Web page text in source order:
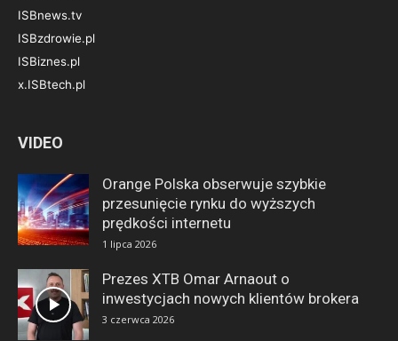
ISBnews.tv
ISBzdrowie.pl
ISBiznes.pl
x.ISBtech.pl
VIDEO
Orange Polska obserwuje szybkie
przesunięcie rynku do wyższych
prędkości internetu
1 lipca 2026
Prezes XTB Omar Arnaout o
inwestycjach nowych klientów brokera
3 czerwca 2026